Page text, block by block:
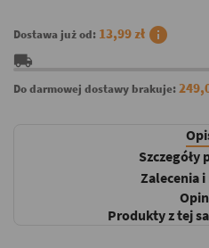
Dostawa już od: 13,99 zł info
local_shipping
Do darmowej dostawy brakuje:
Szczegóły
Zalecenia
Produkty z tej